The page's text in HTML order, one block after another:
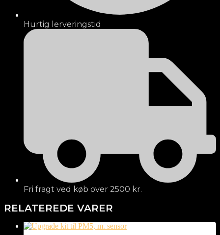
Hurtig lerveringstid
Fri fragt ved køb over 2500 kr.
RELATEREDE VARER